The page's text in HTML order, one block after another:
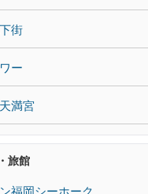
街
ー
満宮
旅館
福岡シーホーク